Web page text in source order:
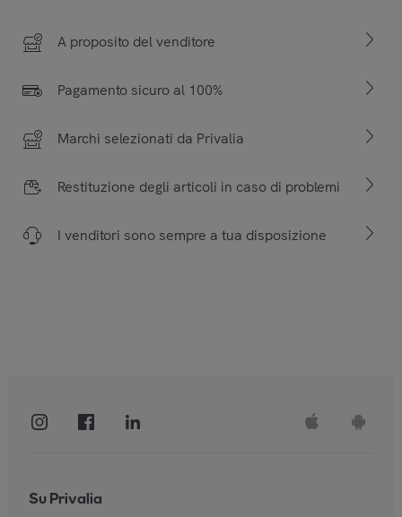
A proposito del venditore
Pagamento sicuro al 100%
Marchi selezionati da Privalia
Restituzione degli articoli in caso di problemi
I venditori sono sempre a tua disposizione
Su Privalia